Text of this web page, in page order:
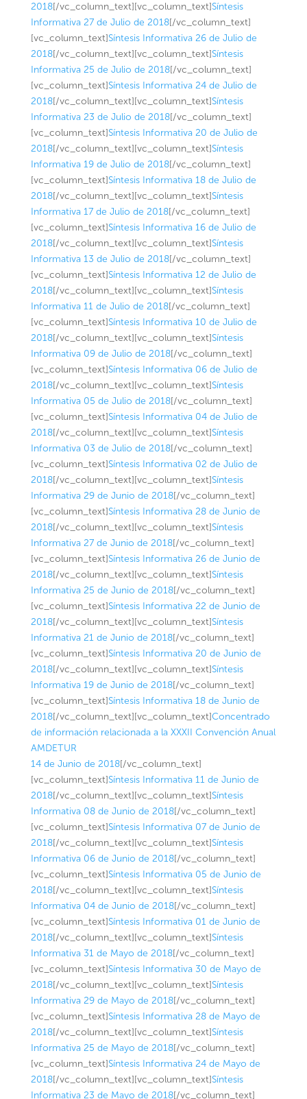
2018[/vc_column_text][vc_column_text]Síntesis
Informativa 27 de Julio de 2018[/vc_column_text]
[vc_column_text]Síntesis Informativa 26 de Julio de
2018[/vc_column_text][vc_column_text]Síntesis
Informativa 25 de Julio de 2018[/vc_column_text]
[vc_column_text]Síntesis Informativa 24 de Julio de
2018[/vc_column_text][vc_column_text]Síntesis
Informativa 23 de Julio de 2018[/vc_column_text]
[vc_column_text]Síntesis Informativa 20 de Julio de
2018[/vc_column_text][vc_column_text]Síntesis
Informativa 19 de Julio de 2018[/vc_column_text]
[vc_column_text]Síntesis Informativa 18 de Julio de
2018[/vc_column_text][vc_column_text]Síntesis
Informativa 17 de Julio de 2018[/vc_column_text]
[vc_column_text]Síntesis Informativa 16 de Julio de
2018[/vc_column_text][vc_column_text]Síntesis
Informativa 13 de Julio de 2018[/vc_column_text]
[vc_column_text]Síntesis Informativa 12 de Julio de
2018[/vc_column_text][vc_column_text]Síntesis
Informativa 11 de Julio de 2018[/vc_column_text]
[vc_column_text]Síntesis Informativa 10 de Julio de
2018[/vc_column_text][vc_column_text]Síntesis
Informativa 09 de Julio de 2018[/vc_column_text]
[vc_column_text]Síntesis Informativa 06 de Julio de
2018[/vc_column_text][vc_column_text]Síntesis
Informativa 05 de Julio de 2018[/vc_column_text]
[vc_column_text]Síntesis Informativa 04 de Julio de
2018[/vc_column_text][vc_column_text]Síntesis
Informativa 03 de Julio de 2018[/vc_column_text]
[vc_column_text]Síntesis Informativa 02 de Julio de
2018[/vc_column_text][vc_column_text]Síntesis
Informativa 29 de Junio de 2018[/vc_column_text]
[vc_column_text]Síntesis Informativa 28 de Junio de
2018[/vc_column_text][vc_column_text]Síntesis
Informativa 27 de Junio de 2018[/vc_column_text]
[vc_column_text]Síntesis Informativa 26 de Junio de
2018[/vc_column_text][vc_column_text]Síntesis
Informativa 25 de Junio de 2018[/vc_column_text]
[vc_column_text]Síntesis Informativa 22 de Junio de
2018[/vc_column_text][vc_column_text]Síntesis
Informativa 21 de Junio de 2018[/vc_column_text]
[vc_column_text]Síntesis Informativa 20 de Junio de
2018[/vc_column_text][vc_column_text]Síntesis
Informativa 19 de Junio de 2018[/vc_column_text]
[vc_column_text]Síntesis Informativa 18 de Junio de
2018[/vc_column_text][vc_column_text]Concentrado
de información relacionada a la XXXII Convención Anual
AMDETUR
14 de Junio de 2018[/vc_column_text]
[vc_column_text]Síntesis Informativa 11 de Junio de
2018[/vc_column_text][vc_column_text]Síntesis
Informativa 08 de Junio de 2018[/vc_column_text]
[vc_column_text]Síntesis Informativa 07 de Junio de
2018[/vc_column_text][vc_column_text]Síntesis
Informativa 06 de Junio de 2018[/vc_column_text]
[vc_column_text]Síntesis Informativa 05 de Junio de
2018[/vc_column_text][vc_column_text]Síntesis
Informativa 04 de Junio de 2018[/vc_column_text]
[vc_column_text]Síntesis Informativa 01 de Junio de
2018[/vc_column_text][vc_column_text]Síntesis
Informativa 31 de Mayo de 2018[/vc_column_text]
[vc_column_text]Síntesis Informativa 30 de Mayo de
2018[/vc_column_text][vc_column_text]Síntesis
Informativa 29 de Mayo de 2018[/vc_column_text]
[vc_column_text]Síntesis Informativa 28 de Mayo de
2018[/vc_column_text][vc_column_text]Síntesis
Informativa 25 de Mayo de 2018[/vc_column_text]
[vc_column_text]Síntesis Informativa 24 de Mayo de
2018[/vc_column_text][vc_column_text]Síntesis
Informativa 23 de Mayo de 2018[/vc_column_text]